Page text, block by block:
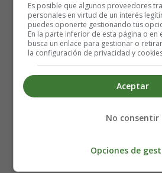
Manifiesto - Derechos
Tengo derecho a la
Tengo derecho a ser
y a ver satisfechas mis
de luz, agua, aire y
Tengo derecho a
Es posible que algunos proveedores
personales en virtud de un interés
puedes oponerte gestionando tus
En la parte inferior de esta página o en
busca un enlace para gestionar o
la configuración de privacidad y
Aceptar
No consentir
Opciones de